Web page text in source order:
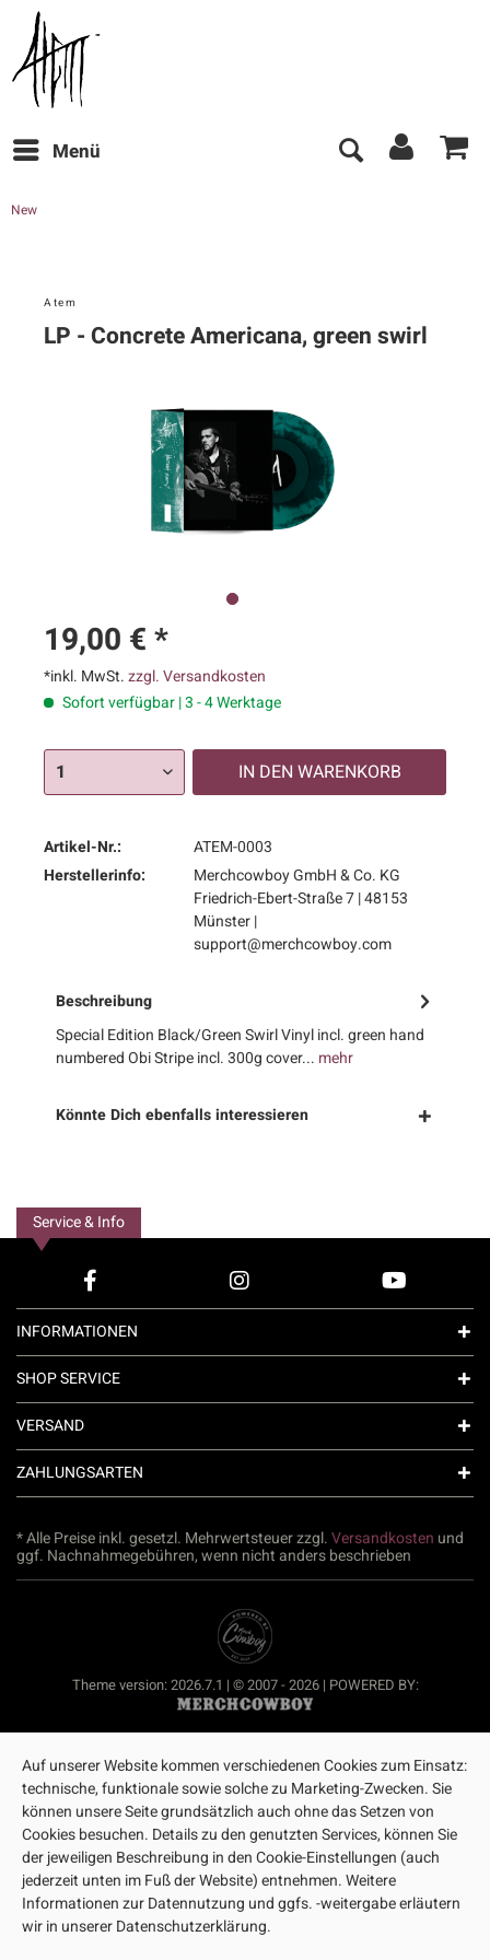
Menü
New
Atem
LP - Concrete Americana, green swirl
19,00 € *
*inkl. MwSt.zzgl. Versandkosten
Sofort verfügbar | 3 - 4 Werktage
IN DEN WARENKORB
Artikel-Nr.:
ATEM-0003
Herstellerinfo:
Merchcowboy GmbH & Co. KG
Friedrich-Ebert-Straße 7 | 48153
Münster |
support@merchcowboy.com
Beschreibung
Special Edition Black/Green Swirl Vinyl incl. green hand
numbered Obi Stripe incl. 300g cover... mehr
Könnte Dich ebenfalls interessieren
Service & Info
INFORMATIONEN
SHOP SERVICE
VERSAND
ZAHLUNGSARTEN
* Alle Preise inkl. gesetzl. Mehrwertsteuer zzgl.Versandkosten und
ggf. Nachnahmegebühren, wenn nicht anders beschrieben
Theme version: 2026.7.1 | © 2007 - 2026 | POWERED BY:
Auf unserer Website kommen verschiedenen Cookies zum Einsatz:
technische, funktionale sowie solche zu Marketing-Zwecken. Sie
können unsere Seite grundsätzlich auch ohne das Setzen von
Cookies besuchen. Details zu den genutzten Services, können Sie
der jeweiligen Beschreibung in den Cookie-Einstellungen (auch
jederzeit unten im Fuß der Website) entnehmen. Weitere
Informationen zur Datennutzung und ggfs. -weitergabe erläutern
wir in unserer Datenschutzerklärung.